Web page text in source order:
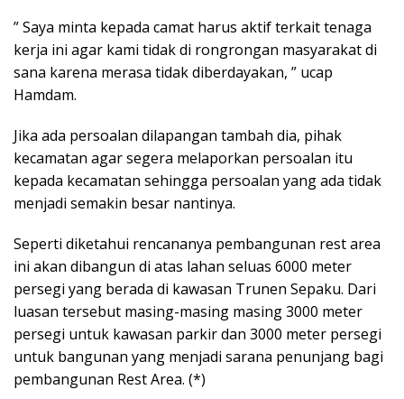
” Saya minta kepada camat harus aktif terkait tenaga
kerja ini agar kami tidak di rongrongan masyarakat di
sana karena merasa tidak diberdayakan, ” ucap
Hamdam.
Jika ada persoalan dilapangan tambah dia, pihak
kecamatan agar segera melaporkan persoalan itu
kepada kecamatan sehingga persoalan yang ada tidak
menjadi semakin besar nantinya.
Seperti diketahui rencananya pembangunan rest area
ini akan dibangun di atas lahan seluas 6000 meter
persegi yang berada di kawasan Trunen Sepaku. Dari
luasan tersebut masing-masing masing 3000 meter
persegi untuk kawasan parkir dan 3000 meter persegi
untuk bangunan yang menjadi sarana penunjang bagi
pembangunan Rest Area. (*)